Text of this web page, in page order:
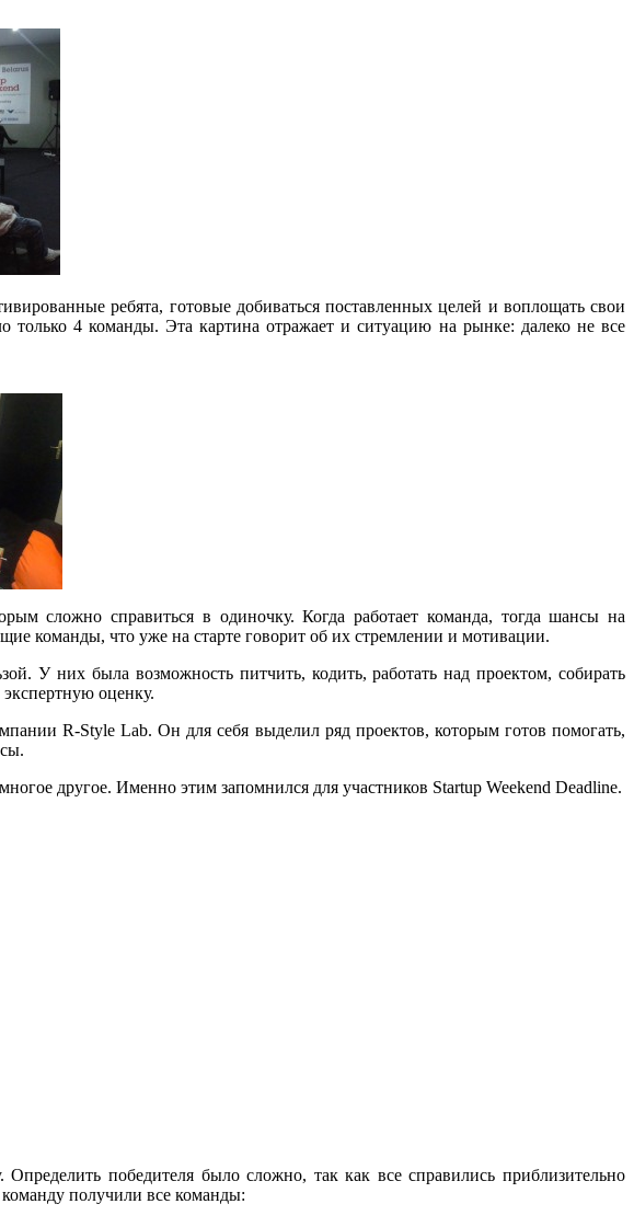
ребята, готовые добиваться поставленных целей и воплощать свои
4 команды. Эта картина отражает и ситуацию на рынке: далеко не все
сложно справиться в одиночку. Когда работает команда, тогда шансы на
команды, что уже на старте говорит об их стремлении и мотивации.
У них была возможность питчить, кодить, работать над проектом, собирать
оценку.
R-Style Lab. Он для себя выделил ряд проектов, которым готов помогать,
другое. Именно этим запомнился для участников Startup Weekend Deadline.
победителя было сложно, так как все справились приблизительно
получили все команды: